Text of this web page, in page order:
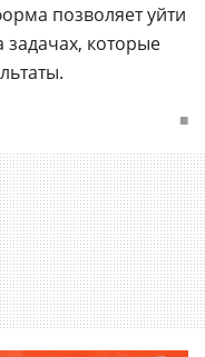
позволяет уйти
задачах, которые
■